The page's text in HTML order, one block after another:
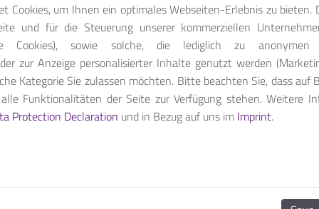
Get A Quote
i.MX 8ULP processor that features up to twoArm® Cortex®-A35
integrated security and a graphical engine.
Cookies, um Ihnen ein optimales Webseiten-Erlebnis zu bieten.
und für die Steuerung unserer kommerziellen
Cookies), sowie solche, die lediglich zu anonymen
zur Anzeige personalisierter Inhalte genutzt werden
Kategorie Sie zulassen möchten. Bitte beachten Sie, dass auf
Funktionalitäten der Seite zur Verfügung stehen. Weitere
Protection Declaration und in Bezug auf uns im Imprint.